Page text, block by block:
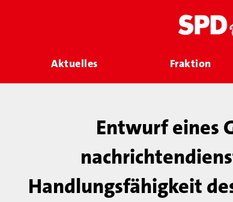
Aktuelles Fraktion
Entwurf eines
Handlungsfähigkeit